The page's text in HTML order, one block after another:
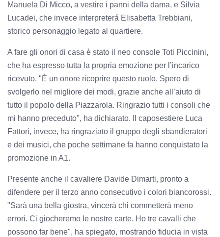
Manuela Di Micco, a vestire i panni della dama, e Silvia
Lucadei, che invece interpreterá Elisabetta Trebbiani,
storico personaggio legato al quartiere.
A fare gli onori di casa è stato il neo console Toti Piccinini,
che ha espresso tutta la propria emozione per l’incarico
ricevuto. "È un onore ricoprire questo ruolo. Spero di
svolgerlo nel migliore dei modi, grazie anche all’aiuto di
tutto il popolo della Piazzarola. Ringrazio tutti i consoli che
mi hanno preceduto", ha dichiarato. Il caposestiere Luca
Fattori, invece, ha ringraziato il gruppo degli sbandieratori
e dei musici, che poche settimane fa hanno conquistato la
promozione in A1.
Presente anche il cavaliere Davide Dimarti, pronto a
difendere per il terzo anno consecutivo i colori biancorossi.
"Sarà una bella giostra, vincerà chi commetterà meno
errori. Ci giocheremo le nostre carte. Ho tre cavalli che
possono far bene", ha spiegato, mostrando fiducia in vista